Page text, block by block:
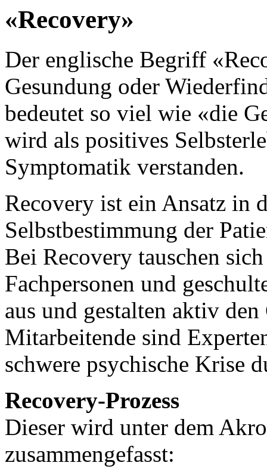
«Recovery»
Der englische Begriff
Gesundung oder
bedeutet so viel wie «die
wird als positives
Symptomatik verstanden.
Recovery ist ein Ansatz in
Selbstbestimmung der
Bei Recovery tauschen
Fachpersonen und
aus und gestalten aktiv den
Mitarbeitende sind
schwere psychische Krise
Recovery-Prozess
Dieser wird unter dem
zusammengefasst: